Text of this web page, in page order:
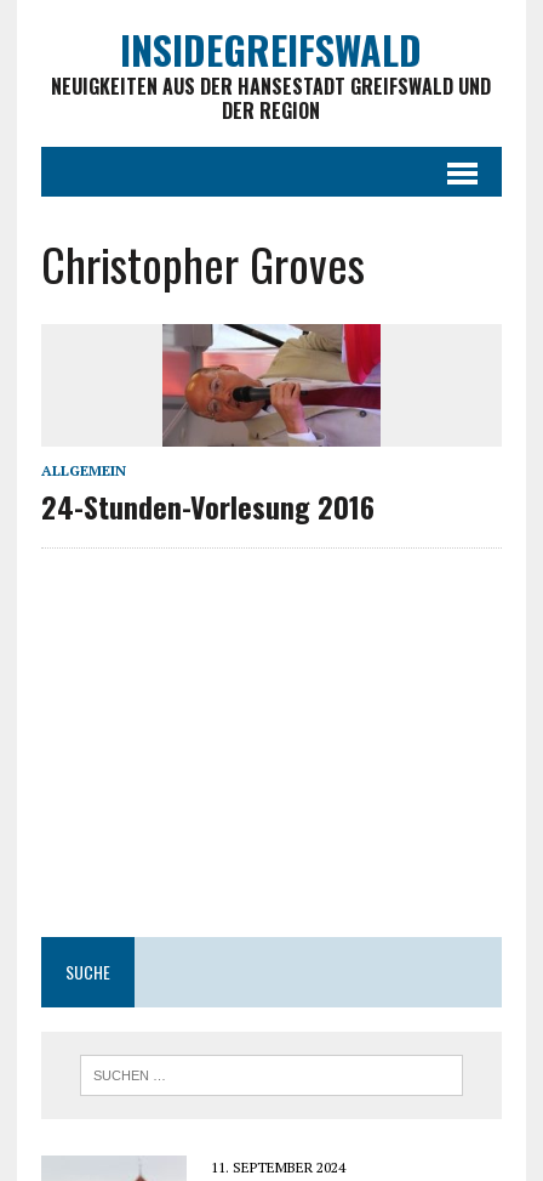
INSIDEGREIFSWALD
NEUIGKEITEN AUS DER HANSESTADT GREIFSWALD UND
DER REGION
Christopher Groves
ALLGEMEIN
24-Stunden-Vorlesung 2016
SUCHE
11. SEPTEMBER 2024